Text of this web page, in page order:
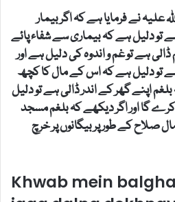
علیہ نے فرمایا ہے کہ اگر بیمار
تو دلیل ہے کہ بیماری سے شفاء پائے
ڈالی ہے تو غم و اندوہ کی دلیل ہے اور
ہے تو دلیل ہے کہ اس کے مال کا کچھ
اپنے گھر کے اندر ڈالی ہے تو دلیل
گا اور اگر دیکھے کہ بلغم مسجد
صلاح کے طور پر بیگانوں پر خرچ
Khwab mein